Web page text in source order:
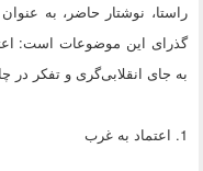
راستا، نوشتار حاضر، به
گذرای این موضوعات است:
به جای انقلابی‌گری و تفکر در
1. اعتماد به غرب